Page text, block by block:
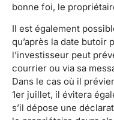
bonne foi, le
Il est également
qu’après la date butoir
l’investisseur peut
courrier ou via sa
Dans le cas où il
1er juillet, il évitera
s’il dépose une